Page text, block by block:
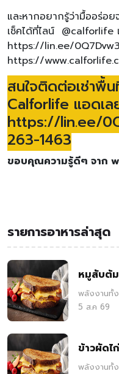
และหากอยากรู้ว่ามื้ออร่อย
เช็คได้ที่ไลน์ @calforlife
https://lin.ee/
https://
สนใจติดต่อเช่าพื้
Calforlife แอดเล
https://lin.ee/
263-1463
ขอบคุณความรู้ดีๆ จาก
รายการอาหารล่าสุด
หมูสับต้
พลังงานทั้
5 ส.ค 69
ข้าวผัดไ
พลังงานทั้